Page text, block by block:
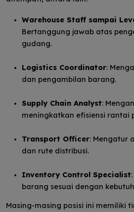
Warehouse Staff sampai
Bertanggung jawab atas
gudang.
Logistics Coordinator:
dan pengambilan barang.
Supply Chain Analyst:
meningkatkan efisiensi rantai
Transport Officer: Mengatur
dan rute distribusi.
Inventory Control Specialist
barang sesuai dengan
Masing-masing posisi ini memiliki